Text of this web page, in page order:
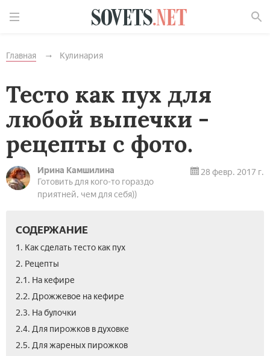
Главная Кулинария
Тесто как пух для
любой выпечки -
рецепты с фото.
Ирина Камшилина
Готовить для кого-то гораздо
приятней, чем для себя))
28 февр. 2017 г.
СОДЕРЖАНИЕ
1. Как сделать тесто как пух
2. Рецепты
2.1. На кефире
2.2. Дрожжевое на кефире­
2.3. На булочки­
2.4. Для пирожков в духовке
2.5. Для жареных пирожков